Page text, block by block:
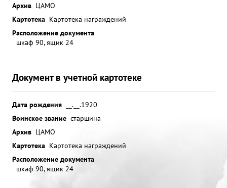
Архив ЦАМО
Картотека Картотека награждений
Расположение документа
шкаф 90, ящик 24
Документ в учетной картотеке
Дата рождения
__.__.1920
Воинское звание старшина
Архив ЦАМО
Картотека Картотека награждений
Расположение документа
шкаф 90, ящик 24